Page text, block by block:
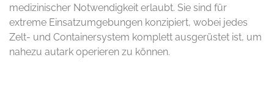
medizinischer Notwendigkeit erlaubt. Sie sind für
extreme Einsatzumgebungen konzipiert, wobei jedes
Zelt- und Containersystem komplett ausgerüstet ist, um
nahezu autark operieren zu können.